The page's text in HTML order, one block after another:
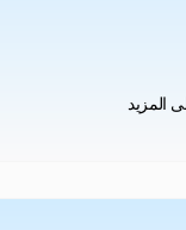
المزيد